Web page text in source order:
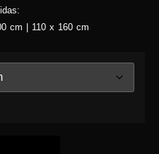
cm | 110 x 160 cm